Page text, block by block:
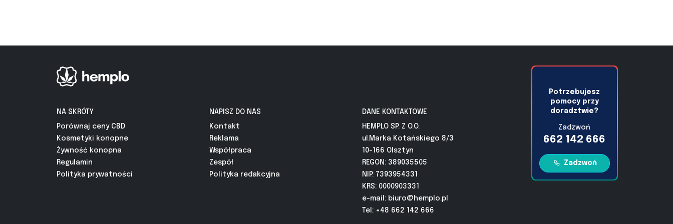
NA SKRÓTY
Porównaj ceny CBD
Kosmetyki konopne
Żywność konopna
Regulamin
Polityka prywatności
NAPISZ DO NAS
Kontakt
Reklama
Współpraca
Zespół
Polityka redakcyjna
DANE KONTAKTOWE
HEMPLO SP. Z O.O.
ul.Marka Kotańskiego 8/3
10-166 Olsztyn
REGON: 389035505
NIP: 7393954331
KRS: 0000903331
e-mail: biuro@hemplo.pl
Tel: +48 662 142 666
Potrzebujesz
pomocy przy
doradztwie?
Zadzwoń
662 142 666
Zadzwoń